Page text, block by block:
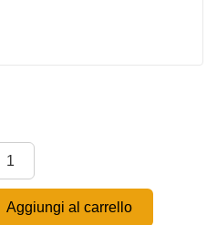
Aggiungi al carrello